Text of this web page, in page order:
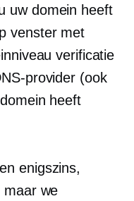
uw domein heeft
venster met
verificatie
provider (ook
heeft
enigszins,
maar we